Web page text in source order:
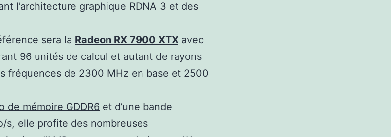
l’architecture graphique RDNA 3 et des
sera la Radeon RX 7900 XTX avec
96 unités de calcul et autant de rayons
fréquences de 2300 MHz en base et 2500
de mémoire GDDR6 et d’une bande
s, elle profite des nombreuses